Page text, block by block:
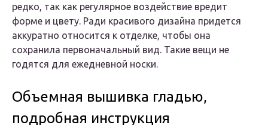
редко, так как регулярное воздействие вредит
форме и цвету. Ради красивого дизайна придется
аккуратно относится к отделке, чтобы она
сохранила первоначальный вид. Такие вещи не
годятся для ежедневной носки.
Объемная вышивка гладью,
подробная инструкция